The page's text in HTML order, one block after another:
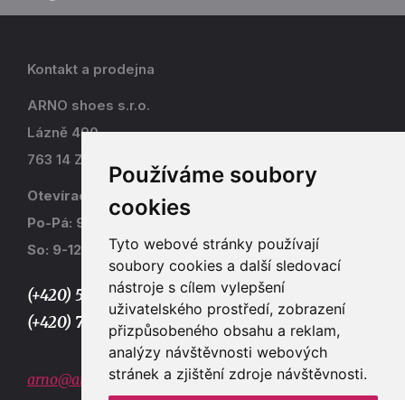
Používáme soubory
cookies
Tyto webové stránky používají
soubory cookies a další sledovací
nástroje s cílem vylepšení
uživatelského prostředí, zobrazení
přizpůsobeného obsahu a reklam,
analýzy návštěvnosti webových
stránek a zjištění zdroje návštěvnosti.
Kontakt a prodejna
ARNO shoes s.r.o.
Lázně 490
763 14 Zlín - Kostelec
Otevírací doba
Po-Pá: 9-17
So: 9-12
(+420) 577 915 036,
(+420) 773 667 390
arno@arno.cz